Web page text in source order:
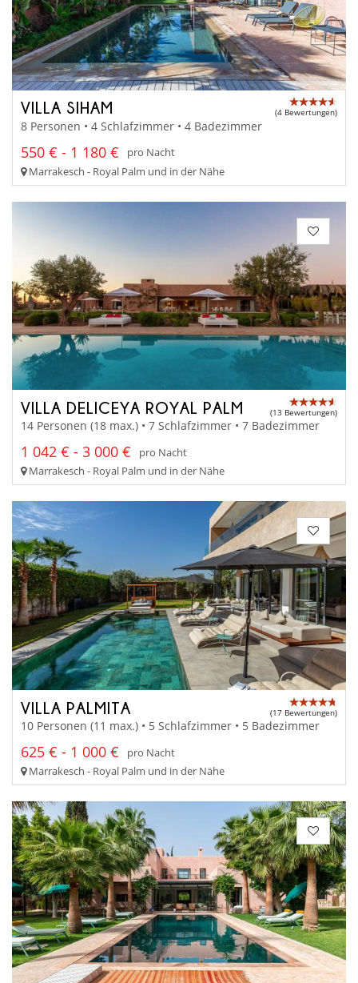
VILLA SIHAM (4 Bewertungen)
8 Personen • 4 Schlafzimmer • 4 Badezimmer
550 € - 1 180 €
pro Nacht
Marrakesch - Royal Palm und in der Nähe
VILLA DELICEYA ROYAL PALM (13 Bewertungen)
14 Personen (18 max.) • 7 Schlafzimmer • 7 Badezimmer
1 042 € - 3 000 €
pro Nacht
Marrakesch - Royal Palm und in der Nähe
VILLA PALMITA (17 Bewertungen)
10 Personen (11 max.) • 5 Schlafzimmer • 5 Badezimmer
625 € - 1 000 €
pro Nacht
Marrakesch - Royal Palm und in der Nähe